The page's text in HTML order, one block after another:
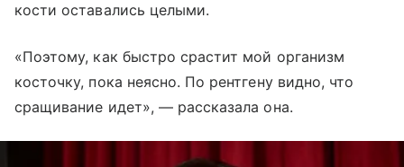
кости оставались целыми.
«Поэтому, как быстро срастит мой организм
косточку, пока неясно. По рентгену видно, что
сращивание идет», — рассказала она.